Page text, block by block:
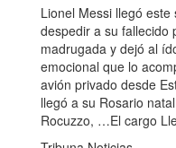
Lionel Messi llegó
despedir a su fallecido
madrugada y dejó al
emocional que lo
avión privado desde
llegó a su Rosario
Rocuzzo, …El cargo